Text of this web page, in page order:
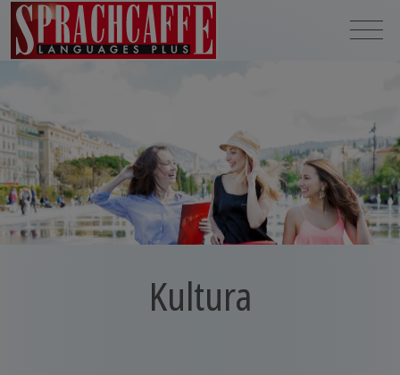
Kultura